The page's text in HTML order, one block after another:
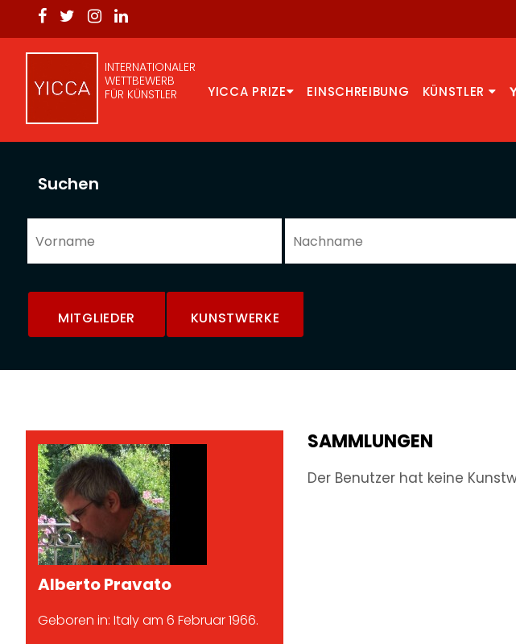
INTERNATIONALER
WETTBEWERB
FÜR KÜNSTLER
YICCA PRIZE EINSCHREIBUNG KÜNSTLER
Suchen
MITGLIEDER KUNSTWERKE
Alberto Pravato
Geboren in: Italy am 6 Februar 1966.
SAMMLUNGEN
Der Benutzer hat keine